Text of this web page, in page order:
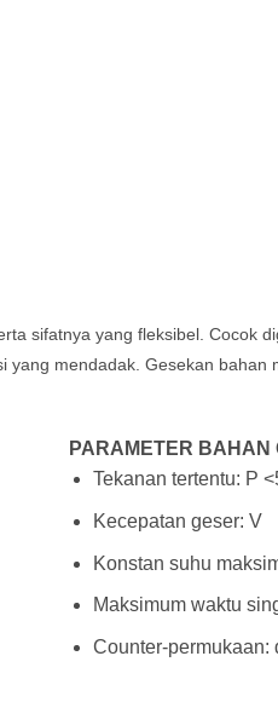
sifatnya yang fleksibel. Cocok
mendadak. Gesekan bahan
PARAMETER BAHAN
Tekanan tertentu: P
Kecepatan geser: V
Konstan suhu
Maksimum waktu
Counter-permukaan: